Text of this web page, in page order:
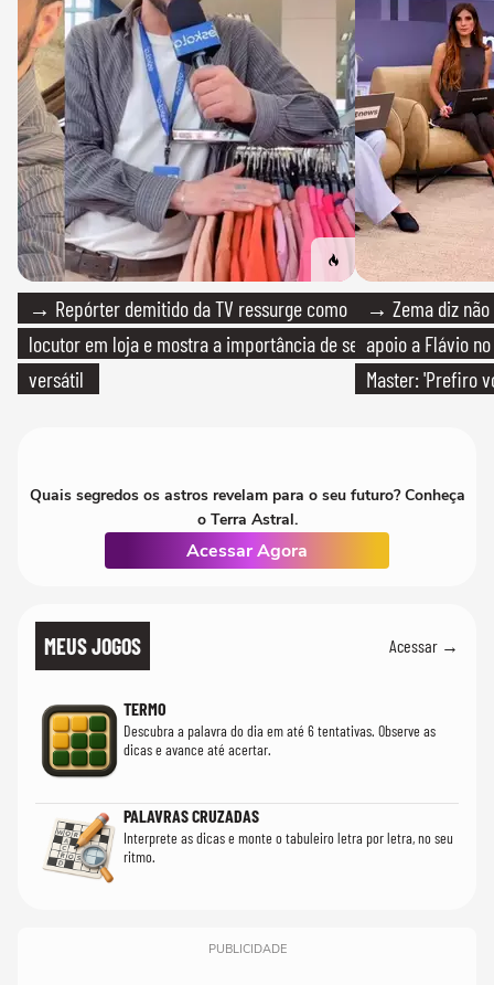
→ Repórter demitido da TV ressurge como
locutor em loja e mostra a importância de ser
versátil
→ Zema diz
apoio a Flávio
Master: 'Prefiro
Quais segredos os astros revelam para o seu futuro? Conheça
o Terra Astral.
Acessar Agora
MEUS JOGOS Acessar →
TERMO
Descubra a palavra do dia em até 6 tentativas. Observe as
dicas e avance até acertar.
PALAVRAS CRUZADAS
Interprete as dicas e monte o tabuleiro letra por letra, no seu
ritmo.
PUBLICIDADE